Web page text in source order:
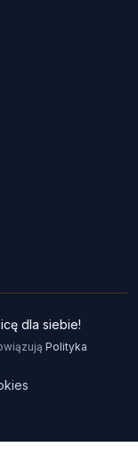
dla siebie!
Polityka